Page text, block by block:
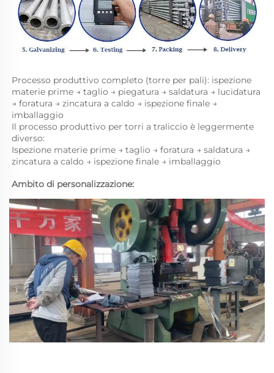
Processo produttivo completo (torre per pali): ispezione
materie prime → taglio → piegatura → saldatura → lucidatura
→ foratura → zincatura a caldo → ispezione finale →
imballaggio
Il processo produttivo per torri a traliccio è leggermente
diverso:
Ispezione materie prime → taglio → foratura → saldatura →
zincatura a caldo → ispezione finale → imballaggio
Ambito di personalizzazione: